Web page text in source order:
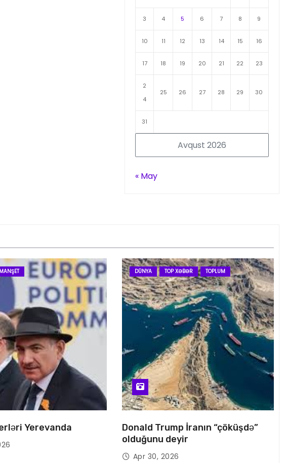
Avqust 2026
3 4 5 6 7 8 9
10 11 12 13 14 15 16
17 18 19 20 21 22 23
2
4
25 26 27 28 29 30
31
« May
MANŞET
Yerevanda
DÜNYA TOP XƏBƏR TOPLUM
Donald Trump İranın “çöküşdə”
olduğunu deyir
Apr 30, 2026